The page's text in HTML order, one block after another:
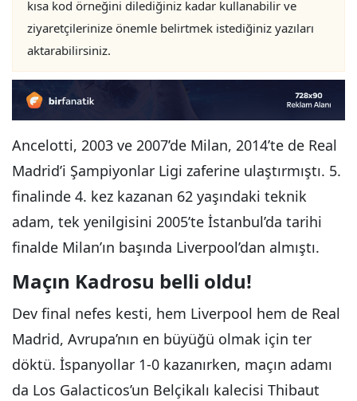
kısa kod örneğini dilediğiniz kadar kullanabilir ve
ziyaretçilerinize önemle belirtmek istediğiniz yazıları
aktarabilirsiniz.
Ancelotti, 2003 ve 2007’de Milan, 2014’te de Real
Madrid’i Şampiyonlar Ligi zaferine ulaştırmıştı. 5.
finalinde 4. kez kazanan 62 yaşındaki teknik
adam, tek yenilgisini 2005’te İstanbul’da tarihi
finalde Milan’ın başında Liverpool’dan almıştı.
Maçın Kadrosu belli oldu!
Dev final nefes kesti, hem Liverpool hem de Real
Madrid, Avrupa’nın en büyüğü olmak için ter
döktü. İspanyollar 1-0 kazanırken, maçın adamı
da Los Galacticos’un Belçikalı kalecisi Thibaut